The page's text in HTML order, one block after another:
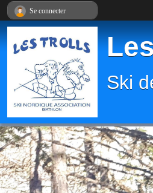
Ski
Se connecter
Panneau de gestion des cookies